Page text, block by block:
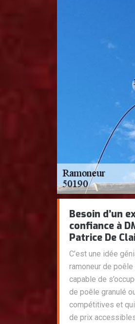
Besoin d’un
confiance à
Patrice De
C’est une idée
ramoneur de
capable de
de poêle granulé
compétitives et
de prix